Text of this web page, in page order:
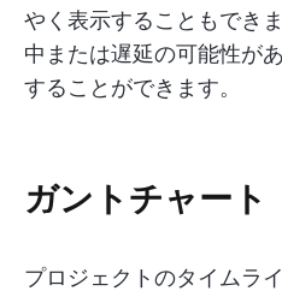
やく表示することもでき
中または遅延の可能性が
することができます。
ガントチャート
プロジェクトのタイムラ